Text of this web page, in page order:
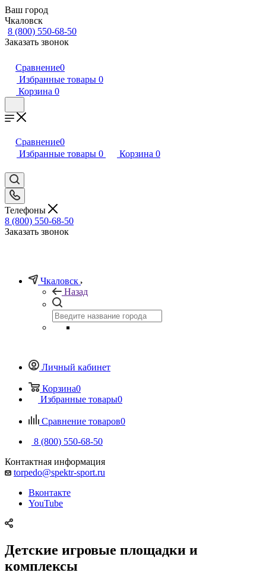
Ваш город
Чкаловск
8 (800) 550-68-50
Заказать звонок
Сравнение0
Избранные товары 0
Корзина 0
Сравнение0
Избранные товары 0 Корзина 0
Телефоны
8 (800) 550-68-50
Заказать звонок
Чкаловск
Назад
Личный кабинет
Корзина0
Избранные товары0
Сравнение товаров0
8 (800) 550-68-50
Контактная информация
torpedo@spektr-sport.ru
Вконтакте
YouTube
Детские игровые площадки и
комплексы